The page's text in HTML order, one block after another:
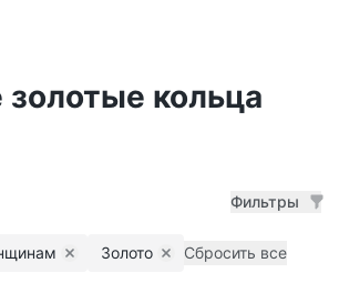
кольца
Фильтры
Remove filter
Золото Remove filter
Сбросить все